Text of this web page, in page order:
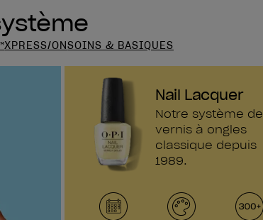
XPRESS/ONSOINS & BASIQUES
Nail Lacquer
Notre système de
vernis à ongles
classique depuis
1989.